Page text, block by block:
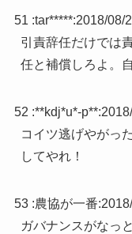
51 :tar*****:2018/08/
引責辞任だけでは
任と補償しろよ。
52 :**kdj*u*-p**:
コイツ逃げやがっ
してやれ！
53 :農協が一番:
ガバナンスがなっ